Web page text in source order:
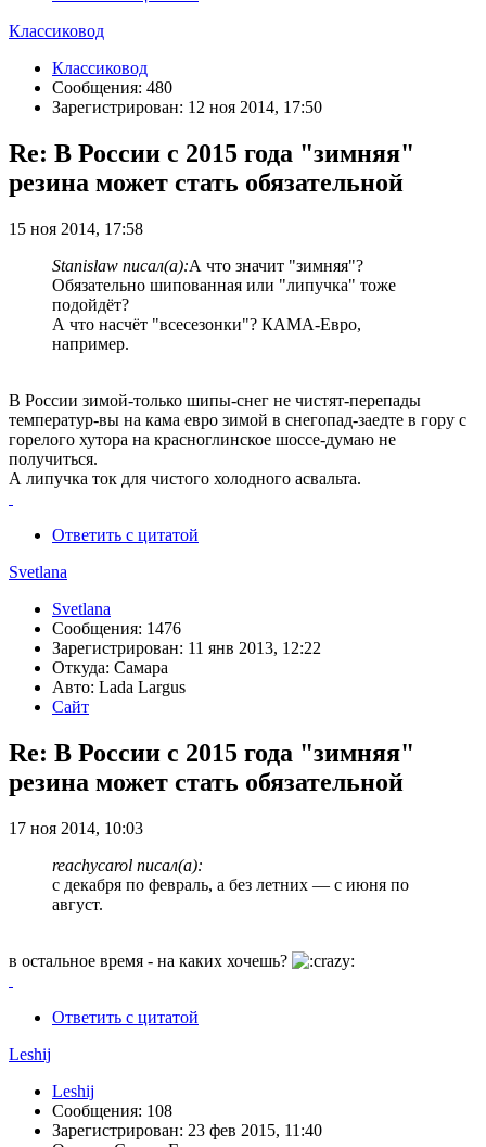
Классиковод
Классиковод
Сообщения: 480
Зарегистрирован: 12 ноя 2014, 17:50
Re: В России с 2015 года "зимняя"
резина может стать обязательной
15 ноя 2014, 17:58
Stanislaw писал(а):А что значит "зимняя"?
Обязательно шипованная или "липучка" тоже
подойдёт?
А что насчёт "всесезонки"? КАМА-Евро,
например.
В России зимой-только шипы-снег не чистят-перепады
температур-вы на кама евро зимой в снегопад-заедте в гору с
горелого хутора на красноглинское шоссе-думаю не
получиться.
А липучка ток для чистого холодного асвальта.
Ответить с цитатой
Svetlana
Svetlana
Сообщения: 1476
Зарегистрирован: 11 янв 2013, 12:22
Откуда: Самара
Авто: Lada Largus
Сайт
Re: В России с 2015 года "зимняя"
резина может стать обязательной
17 ноя 2014, 10:03
reachycarol писал(а):
с декабря по февраль, а без летних — с июня по
август.
в остальное время - на каких хочешь?
Ответить с цитатой
Leshij
Leshij
Сообщения: 108
Зарегистрирован: 23 фев 2015, 11:40